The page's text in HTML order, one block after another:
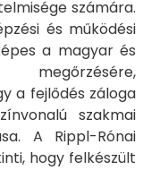
számára.
és működési
a magyar és
a fejlődés záloga
szakmai
A Rippl-Rónai
hogy felkészült